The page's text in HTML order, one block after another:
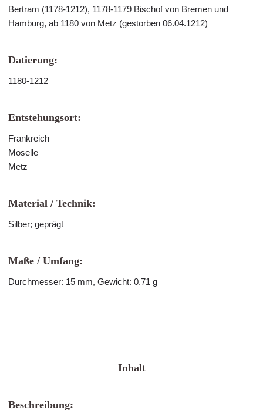
Bertram (1178-1212), 1178-1179 Bischof von Bremen und
Hamburg, ab 1180 von Metz (gestorben 06.04.1212)
Datierung:
1180-1212
Entstehungsort:
Frankreich
Moselle
Metz
Material / Technik:
Silber; geprägt
Maße / Umfang:
Durchmesser: 15 mm, Gewicht: 0.71 g
Inhalt
Beschreibung: